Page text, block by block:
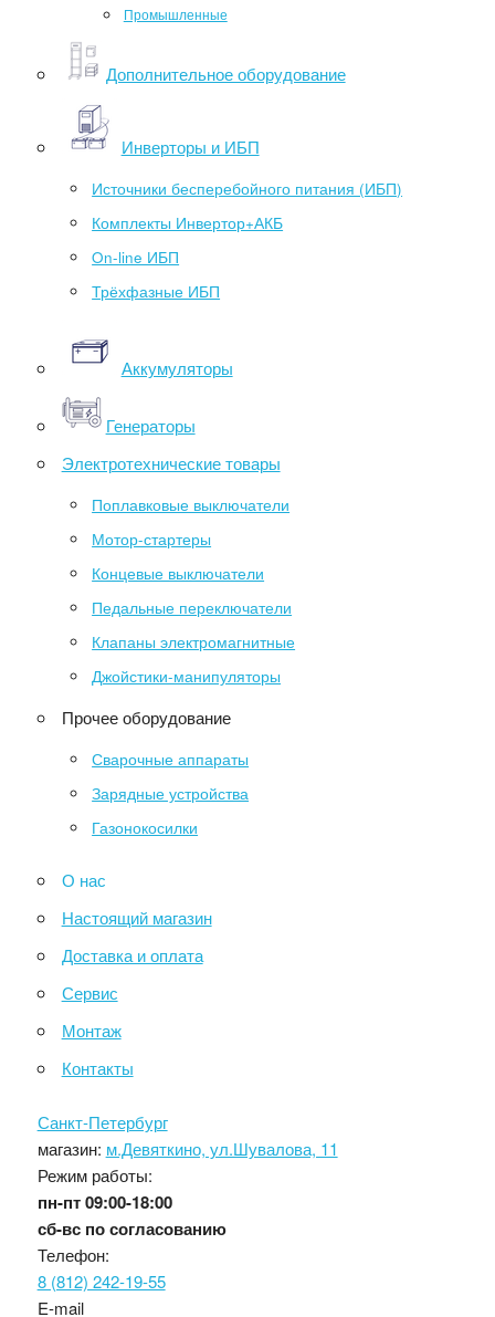
Промышленные
Дополнительное оборудование
Инверторы и ИБП
Источники бесперебойного питания (ИБП)
Комплекты Инвертор+АКБ
On-line ИБП
Трёхфазные ИБП
Аккумуляторы
Генераторы
Электротехнические товары
Поплавковые выключатели
Мотор-стартеры
Концевые выключатели
Педальные переключатели
Клапаны электромагнитные
Джойстики-манипуляторы
Прочее оборудование
Сварочные аппараты
Зарядные устройства
Газонокосилки
О нас
Настоящий магазин
Доставка и оплата
Сервис
Монтаж
Контакты
Санкт-Петербург
магазин: м.Девяткино, ул.Шувалова, 11
Режим работы:
пн-пт09:00-18:00
сб-вс по согласованию
Телефон:
8 (812) 242-19-55
E-mail